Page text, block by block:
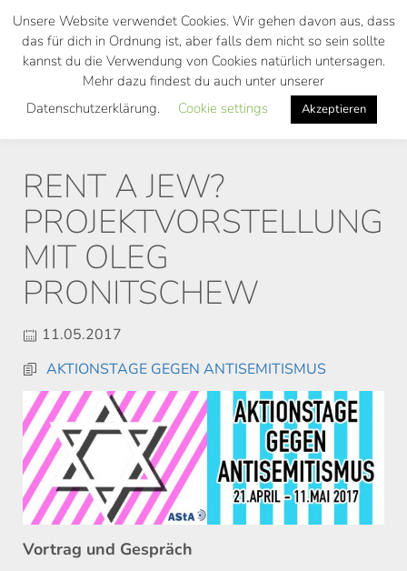
Skip
main
RENT A JEW?
PROJEKTVORSTELLUNG
MIT OLEG
PRONITSCHEW
11.05.2017
AKTIONSTAGE GEGEN ANTISEMITISMUS
Vortrag und Gespräch
Unsere Website verwendet Cookies. Wir gehen davon aus, dass
das für dich in Ordnung ist, aber falls dem nicht so sein sollte
kannst du die Verwendung von Cookies natürlich untersagen.
Mehr dazu findest du auch unter unserer
Datenschutzerklärung.
Cookie settings Akzeptieren